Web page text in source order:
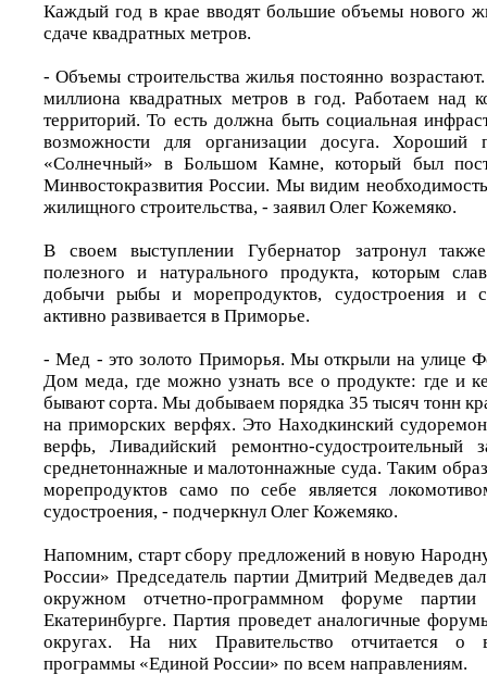
Каждый год в крае вводят большие объемы нового
сдаче квадратных метров.
- Объемы строительства жилья постоянно
миллиона квадратных метров в год. Работаем над
территорий. То есть должна быть социальная
возможности для организации досуга.
«Солнечный» в Большом Камне, который был
Минвостокразвития России. Мы видим
жилищного строительства, - заявил Олег Кожемяко.
В своем выступлении Губернатор затронул
полезного и натурального продукта, которым
добычи рыбы и морепродуктов, судостроения и
активно развивается в Приморье.
- Мед - это золото Приморья. Мы открыли на улице
Дом меда, где можно узнать все о продукте: где и
бывают сорта. Мы добываем порядка 35 тысяч тонн
на приморских верфях. Это Находкинский
верфь, Ливадийский ремонтно-судостроительный
среднетоннажные и малотоннажные суда. Таким
морепродуктов само по себе является
судостроения, - подчеркнул Олег Кожемяко.
Напомним, старт сбору предложений в новую
России» Председатель партии Дмитрий Медведев
окружном отчетно-программном форуме партии
Екатеринбурге. Партия проведет аналогичные
округах. На них Правительство отчитается о
программы «Единой России» по всем направлениям.